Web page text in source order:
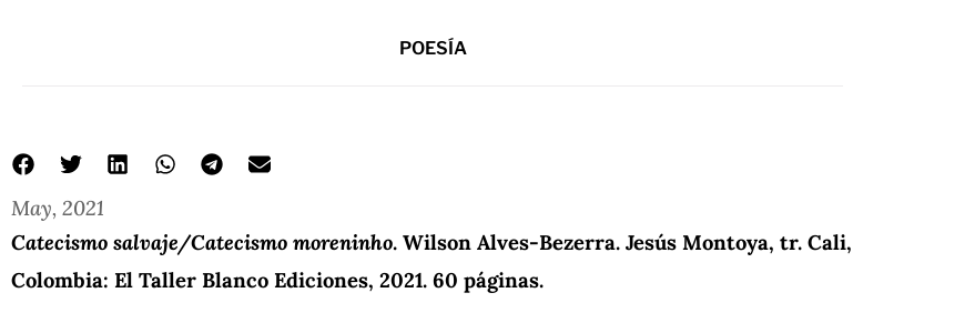
POESÍA
May, 2021
Catecismo salvaje/Catecismo moreninho. Wilson Alves-Bezerra. Jesús Montoya, tr. Cali,
Colombia: El Taller Blanco Ediciones, 2021. 60 páginas.